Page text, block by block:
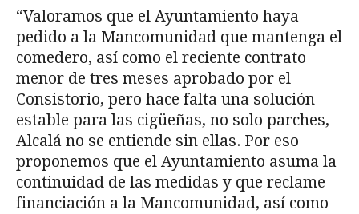
“Valoramos que el Ayuntamiento haya
pedido a la Mancomunidad que mantenga el
comedero, así como el reciente contrato
menor de tres meses aprobado por el
Consistorio, pero hace falta una solución
estable para las cigüeñas, no solo parches,
Alcalá no se entiende sin ellas. Por eso
proponemos que el Ayuntamiento asuma la
continuidad de las medidas y que reclame
financiación a la Mancomunidad, así como